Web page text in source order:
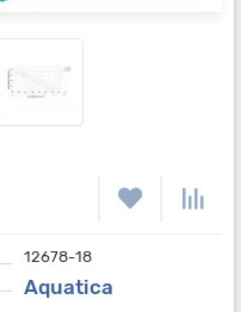
12678-18
Aquatica